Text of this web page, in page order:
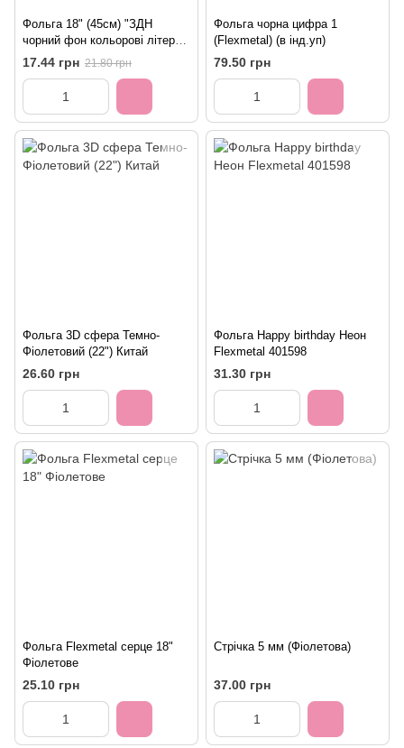
Фольга 18" (45см) "ЗДН
чорний фон кольорові літери"
(Китай)
17.44 грн 21.80 грн
Фольга чорна цифра 1
(Flexmetal) (в інд.уп)
79.50 грн
Фольга 3D сфера Темно-
Фіолетовий (22") Китай
26.60 грн
Фольга Happy birthday Неон
Flexmetal 401598
31.30 грн
Фольга Flexmetal серце 18"
Фіолетове
25.10 грн
Стрічка 5 мм (Фіолетова)
37.00 грн